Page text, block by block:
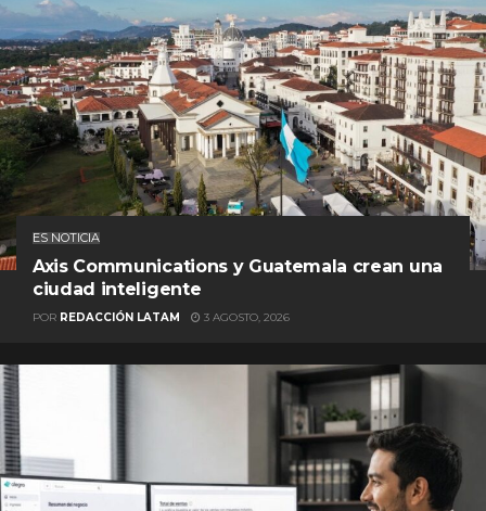
ES NOTICIA
Axis Communications y Guatemala crean una
ciudad inteligente
POR REDACCIÓN LATAM 3 AGOSTO, 2026